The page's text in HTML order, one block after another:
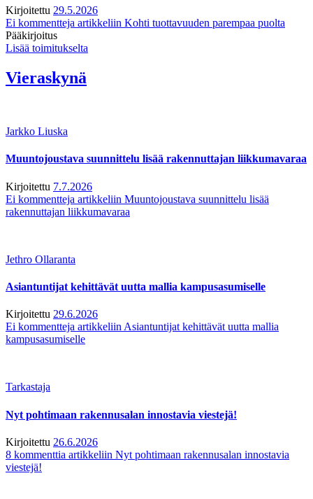
Kirjoitettu 29.5.2026
Ei kommentteja artikkeliin Kohti tuottavuuden parempaa puolta
Pääkirjoitus
Lisää toimitukselta
Vieraskynä
Jarkko Liuska
Muuntojoustava suunnittelu lisää rakennuttajan liikkumavaraa
Kirjoitettu 7.7.2026
Ei kommentteja artikkeliin Muuntojoustava suunnittelu lisää
rakennuttajan liikkumavaraa
Jethro Ollaranta
Asiantuntijat kehittävät uutta mallia kampusasumiselle
Kirjoitettu 29.6.2026
Ei kommentteja artikkeliin Asiantuntijat kehittävät uutta mallia
kampusasumiselle
Tarkastaja
Nyt pohtimaan rakennusalan innostavia viestejä!
Kirjoitettu 26.6.2026
8 kommenttia artikkeliin Nyt pohtimaan rakennusalan innostavia
viestejä!